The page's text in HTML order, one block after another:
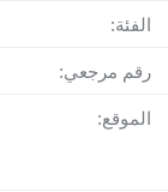
الفئة:
رقم مرجعي:
الموقع: